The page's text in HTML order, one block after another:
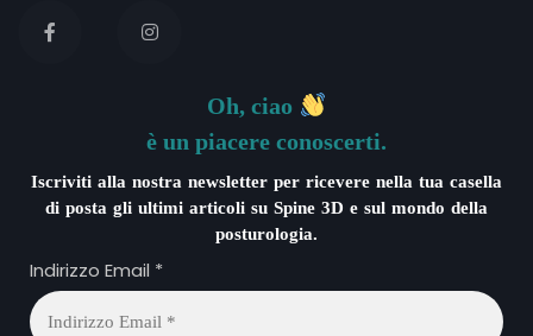
Oh, ciao
è un piacere conoscerti.
Iscriviti alla nostra newsletter per ricevere nella tua casella
di posta gli ultimi articoli su Spine 3D e sul mondo della
posturologia.
Indirizzo Email *